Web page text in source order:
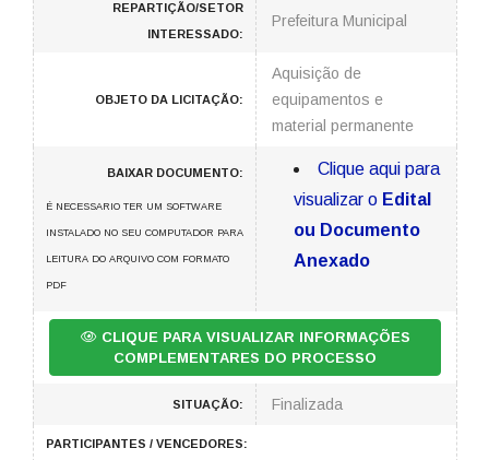
REPARTIÇÃO/SETOR
INTERESSADO:
Prefeitura Municipal
OBJETO DA LICITAÇÃO:
Aquisição de
equipamentos e
material permanente
BAIXAR DOCUMENTO:
É NECESSARIO TER UM SOFTWARE
INSTALADO NO SEU COMPUTADOR PARA
LEITURA DO ARQUIVO COM FORMATO
PDF
Clique aqui para
visualizar o Edital
ou Documento
Anexado
CLIQUE PARA VISUALIZAR INFORMAÇÕES
COMPLEMENTARES DO PROCESSO
SITUAÇÃO: Finalizada
PARTICIPANTES / VENCEDORES: